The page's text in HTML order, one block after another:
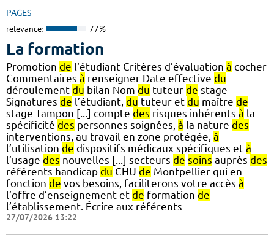
PAGES
relevance: 77%
La formation
Promotion de l'étudiant Critères d’évaluation à cocher
Commentaires à renseigner Date effective du
déroulement du bilan Nom du tuteur de stage
Signatures de l’étudiant, du tuteur et du maître de
stage Tampon [...] compte des risques inhérents à la
spécificité des personnes soignées, à la nature des
interventions, au travail en zone protégée, à
l’utilisation de dispositifs médicaux spécifiques et à
l’usage des nouvelles [...] secteurs de soins auprès des
référents handicap du CHU de Montpellier qui en
fonction de vos besoins, faciliterons votre accès à
l’offre d’enseignement et de formation de
l’établissement. Écrire aux référents
27/07/2026 13:22